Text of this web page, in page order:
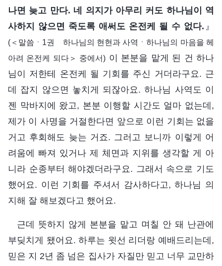
나면 늦고 만다. 네 의지가 아무리 커도 하나님이 역
사하지 않으면 죽도록 애써도 온전케 될 수 없다. 』
(＜말씀ㆍ1권 하나님의 현현과 사역ㆍ하나님의 마음을 헤
아려 온전케 되다＞ 중에서) 이 본분을 맡게 된 건 하나
님이 저한테 온전케 될 기회를 주신 거더라구요. 근
데 잡지 않으면 놓치게 되잖아요. 하나님 사역도 이
젠 막바지에 왔고, 본분 이행할 시간도 얼마 없는데,
제가 이 사명을 거절한다면 앞으로 이런 기회는 없을
거고 후회해도 늦는 거죠. 그러고 보니까 이렇게 어
려움에 빠져 있거나 제 체면과 지위를 생각할 게 아
니라 순종부터 해야겠더라구요. 그래서 속으로 기도
했어요. 이런 기회를 주셔서 감사하다고, 하나님 의
지해 잘 해보겠다고 했어요.
근데 뜻하지 않게 본분을 맡고 며칠 안 돼 난관에
부딪치게 됐어요. 하루는 윗선 리더랑 예배드리는데,
믿은 지 2년 좀 넘은 집사가 자질만 믿고 너무 교만하